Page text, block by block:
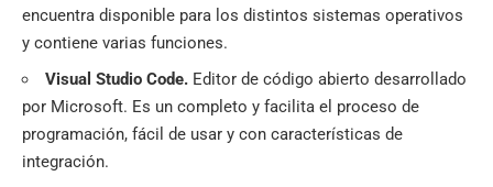
encuentra disponible para los distintos sistemas operativos
y contiene varias funciones.
Visual Studio Code. Editor de código abierto desarrollado
por Microsoft. Es un completo y facilita el proceso de
programación, fácil de usar y con características de
integración.